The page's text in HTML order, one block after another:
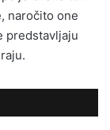
naročito one
predstavljaju